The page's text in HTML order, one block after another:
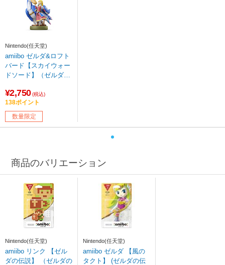
Nintendo(任天堂)
amiibo ゼルダ&ロフト
バード【スカイウォー
ドソード】（ゼルダの
01】
¥2,750 (税込)
138ポイント
数量限定
商品のバリエーション
Nintendo(任天堂)
amiibo リンク 【ゼル
ダの伝説】 （ゼルダの
Nintendo(任天堂)
amiibo ゼルダ 【風の
タクト】 (ゼルダの伝